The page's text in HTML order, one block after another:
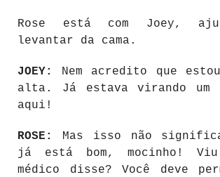
Rose está com Joey,
levantar da cama.
JOEY:
Nem acredito que
alta. Já estava virando um
aqui!
ROSE:
Mas isso não
já está bom, mocinho!
médico disse? Você deve